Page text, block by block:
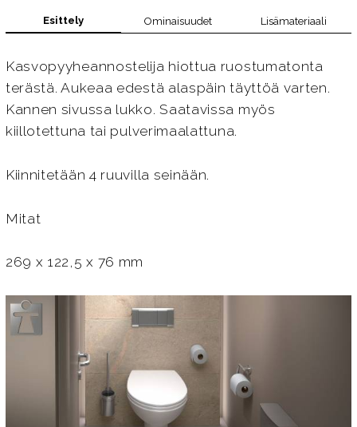
Esittely Ominaisuudet Lisämateriaali
Kasvopyyheannostelija hiottua ruostumatonta
terästä. Aukeaa edestä alaspäin täyttöä varten.
Kannen sivussa lukko. Saatavissa myös
kiillotettuna tai pulverimaalattuna.
Kiinnitetään 4 ruuvilla seinään.
Mitat
269 x 122,5 x 76 mm